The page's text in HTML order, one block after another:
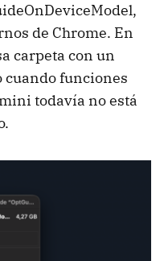
de Chrome. En
carpeta con un
cuando funciones
todavía no está